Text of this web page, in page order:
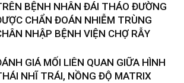
BỆNH NHÂN ĐÁI THÁO ĐƯỜNG
CHẨN ĐOÁN NHIỄM TRÙNG
NHẬP BỆNH VIỆN CHỢ RẪY
GIÁ MỐI LIÊN QUAN GIỮA HÌNH
NHĨ TRÁI, NỒNG ĐỘ MATRIX